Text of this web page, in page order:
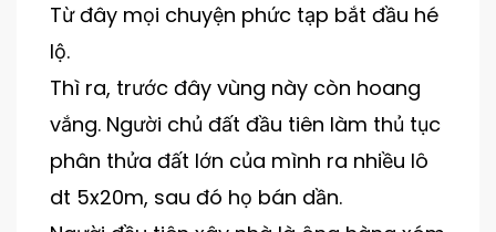
Từ đây mọi chuyện phức tạp bắt đầu hé
lộ.
Thì ra, trước đây vùng này còn hoang
vắng. Người chủ đất đầu tiên làm thủ tục
phân thửa đất lớn của mình ra nhiều lô
dt 5x20m, sau đó họ bán dần.